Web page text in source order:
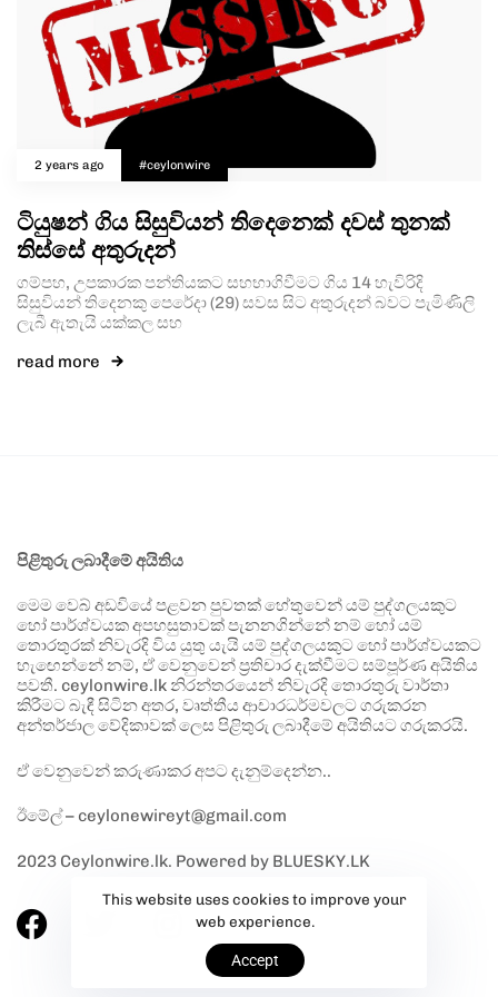
2 years ago #ceylonwire
ටියුෂන් ගිය සිසුවියන් තිදෙනෙක් දවස් තුනක්
තිස්සේ අතුරුදන්
ගම්පහ, උපකාරක පන්තියකට සහභාගිවීමට ගිය 14 හැවිරිදි
සිසුවියන් තිදෙනකු පෙරේදා (29) සවස සිට අතුරුදන් බවට පැමිණිලි
ලැබී ඇතැයි යක්කල සහ
read more
පිළිතුරු ලබාදීමේ අයිතිය
මෙම වෙබ් අඩවියේ පළවන පුවතක් හේතුවෙන් යම් පුද්ගලයකුට
හෝ පාර්ශ්වයක අපහසුතාවක් පැනනගින්නේ නම් හෝ යම්
තොරතුරක් නිවැරදි විය යුතු යැයි යම් පුද්ගලයකුට හෝ පාර්ශ්වයකට
හැඟෙන්නේ නම්, ඒ වෙනුවෙන් ප්‍රතිචාර දැක්වීමට සම්පූර්ණ අයිතිය
පවතී. ceylonwire.lk නිරන්තරයෙන් නිවැරදි තොරතුරු වාර්තා
කිරීමට බැඳී සිටින අතර, වෘත්තීය ආචාරධර්මවලට ගරුකරන
අන්තර්ජාල වේදිකාවක් ලෙස පිළිතුරු ලබාදීමේ අයිතියට ගරුකරයි.
ඒ වෙනුවෙන් කරුණාකර අපට දැනුම්දෙන්න..
ඊමේල් – ceylonewireyt@gmail.com
2023 Ceylonwire.lk. Powered by BLUESKY.LK
This website uses cookies to improve your
web experience.
Accept